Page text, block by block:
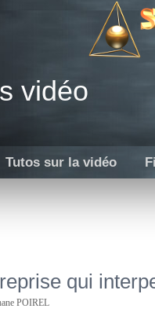
vidéo
Tutos sur la vidéo
qui
POIREL